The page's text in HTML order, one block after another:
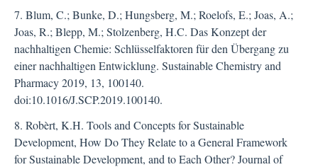
7. Blum, C.; Bunke, D.; Hungsberg, M.; Roelofs, E.; Joas, A.;
Joas, R.; Blepp, M.; Stolzenberg, H.C. Das Konzept der
nachhaltigen Chemie: Schlüsselfaktoren für den Übergang zu
einer nachhaltigen Entwicklung. Sustainable Chemistry and
Pharmacy 2019, 13, 100140.
doi:10.1016/J.SCP.2019.100140.
8. Robèrt, K.H. Tools and Concepts for Sustainable
Development, How Do They Relate to a General Framework
for Sustainable Development, and to Each Other? Journal of